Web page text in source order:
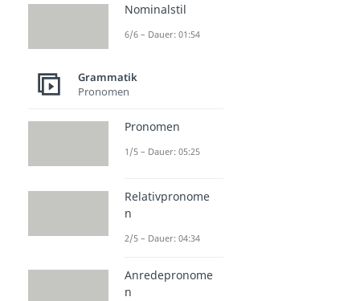
Nominalstil
6/6 – Dauer: 01:54
Grammatik
Pronomen
Pronomen
1/5 – Dauer: 05:25
Relativpronome
n
2/5 – Dauer: 04:34
Anredepronome
n